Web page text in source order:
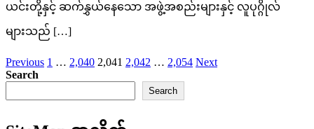
ယင်းတို့နှင့် ဆက်နွှယ်နေသော အဖွဲ့အစည်းများနှင့် လူပုဂ္ဂိုလ်
များသည် […]
Posts
pagination
Previous 1 … 2,040 2,041 2,042 … 2,054 Next
Search
Search